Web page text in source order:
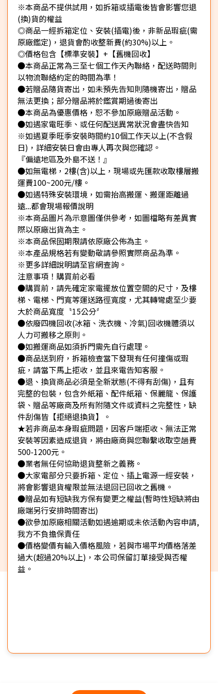
※本商品不提供試用，如拆箱或插電後皆會影響您退
(換)貨的權益
◎商品一經拆箱定位、安裝(插電)後，非新品瑕疵(需
原廠鑑定)，退貨會酌收整新費(約30%)以上。
◎價格包含【標準安裝】+【舊機回收】
●本商品正常為三至七個工作天內聯絡，配送時間則
以物流聯絡約定的時間為準！
●若贈品隨貨寄出，如未預先告知則隨機寄出，贈品
無法更換；部分贈品將於鑑賞期過後寄出
●本商品為優惠價格，恕不參加原廠贈品活動。
●如遇家電旺季、或任何配送異常狀況會盡快告知
※如遇夏季旺季安裝時間約10個工作天以上(不含假
日)，詳細安裝日會由專人再次與您確認。
『偏遠地區及外島不送！』
●如無電梯，2樓(含)以上，現場或先匯款收取樓層搬
運費100~200元/樓。
●如遇特殊安裝環境，如需抬高搬運、搬運距離過
遠...都會現場報價說明
※本商品圖片為示意圖僅供參考，如圖檔略有差異實
際以原廠出貨為主。
※本商品保固期限請依原廠公佈為主。
※本產品規格若有變動敬請參照實際商品為準。
※更多詳細說明請至官網查詢。
注意事項！購買前必看
●購買前，請先確定家電擺放位置空間的尺寸，及樓
梯、電梯、門寬等運送路徑寬度，尤其轉彎處至少要
大於商品寬度〝15公分〞
●依廢四機回收(冰箱、洗衣機、冷氣)回收機體須以
人力可搬移之原則。
●如搬運商品如須拆門需先自行處理。
●商品送到府，拆箱檢查當下發現有任何撞傷或瑕
疵，請當下馬上拒收，並且來電告知客服。
●退、換貨商品必須是全新狀態(不得有刮傷)，且有
完整的包裝，包含外紙箱、配件紙箱、保麗龍、保護
袋、贈品等廠商及所有附隨文件或資料之完整性，缺
件刮傷皆【拒絕退換貨】。
★若非商品本身瑕疵問題，因客戶端拒收、無法正常
安裝等因素造成退貨，將由廠商與您聯繫收取空趟費
500-1200元。
●業者無任何協助退貨整新之義務。
●大家電部分只要拆箱、定位、插上電源一經安裝，
將會影響退貨權限並無法退回已回收之舊機。
●贈品如有短缺我方保有變更之權益(暫時性短缺將由
廠端另行安排時間寄出)
●欲參加原廠相關活動如遇逾期或未依活動內容申請,
我方不負擔保責任
●價格變價有輸入價格風險，若與市場平均價格落差
過大(超過20%以上)，本公司保留訂單接受與否權
益。